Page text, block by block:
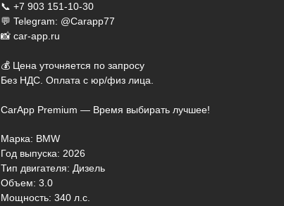
📞 +7 903 151-10-30
💬 Telegram: @Carapp77
📸 car-app.ru
💰 Цена уточняется по запросу
Без НДС. Оплата с юр/физ лица.
CarApp Premium — Время выбирать лучшее!
Марка: BMW
Год выпуска: 2026
Тип двигателя: Дизель
Объем: 3.0
Мощность: 340 л.с.